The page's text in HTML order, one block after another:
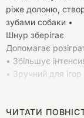
ріже долоню,
зубами собаки •
Шнур зберігає
Допомагає
• Збільшує
• Зручний для
ясна собаки
ЧИТАТИ